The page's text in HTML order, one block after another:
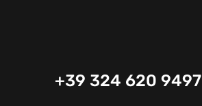
+39 324 620 9497